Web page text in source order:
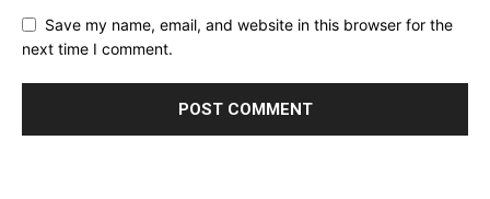
Save my name, email, and website in this browser for the
next time I comment.